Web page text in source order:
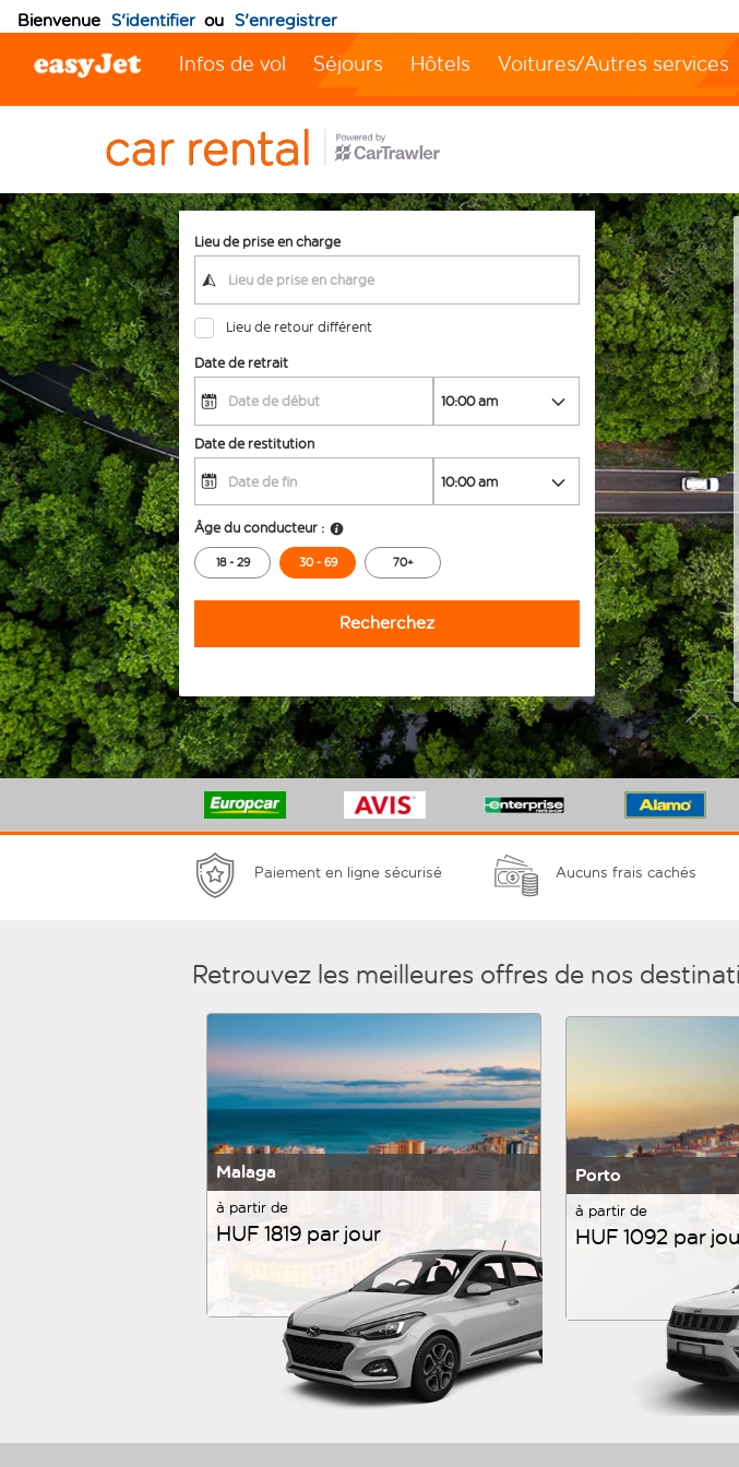
Bienvenue S'identifier ou S'enregistrer
Infos de vol Séjours Hôtels Voitures/Autres services
Lieu de prise en charge
Lieu de retour différent
Date de retrait
Date de restitution
Âge du conducteur :
18 - 29 30 - 69 70+
Recherchez
Paiement en ligne sécurisé Aucuns frais cachés
Retrouvez les meilleures offres de nos
Malaga
à partir de
HUF 1819 par jour
Porto
à partir de
HUF 1092 par